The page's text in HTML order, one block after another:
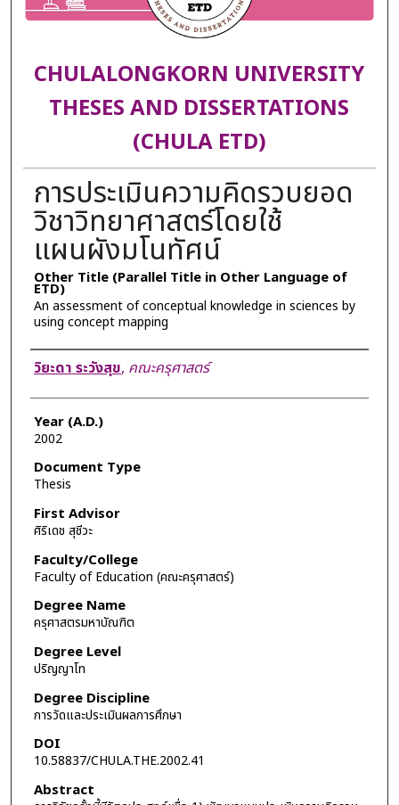
CHULALONGKORN UNIVERSITY
THESES AND DISSERTATIONS
(CHULA ETD)
การประเมินความคิดรวบยอด
วิชาวิทยาศาสตร์โดยใช้
แผนผังมโนทัศน์
Other Title (Parallel Title in Other Language of
ETD)
An assessment of conceptual knowledge in sciences by
using concept mapping
Author
วิยะดา ระวังสุข, คณะครุศาสตร์
Year (A.D.)
2002
Document Type
Thesis
First Advisor
ศิริเดช สุชีวะ
Faculty/College
Faculty of Education (คณะครุศาสตร์)
Degree Name
ครุศาสตรมหาบัณฑิต
Degree Level
ปริญญาโท
Degree Discipline
การวัดและประเมินผลการศึกษา
DOI
10.58837/CHULA.THE.2002.41
Abstract